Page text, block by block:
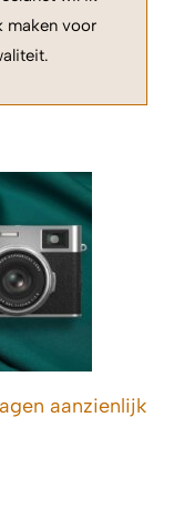
maken voor
aanzienlijk